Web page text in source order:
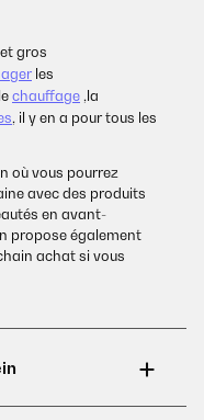
gros
les
lechauffage,la
, il y en a pour tous les
où vous pourrez
avec des produits
en avant-
propose également
achat si vous